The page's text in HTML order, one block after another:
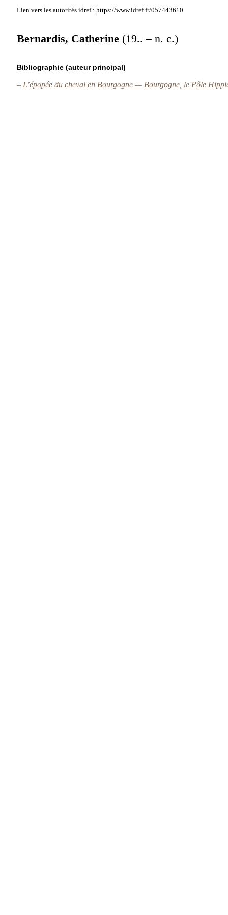
Lien vers les autorités idref : https://www.idref.fr/057443610
Bernardis, Catherine (19.. – n. c.)
Bibliographie (auteur principal)
– L’épopée du cheval en Bourgogne — Bourgogne, le Pôle